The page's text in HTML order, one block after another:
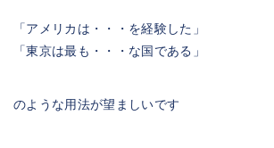
「アメリカは・・・を経験した」
「東京は最も・・・な国である」
のような用法が望ましいです